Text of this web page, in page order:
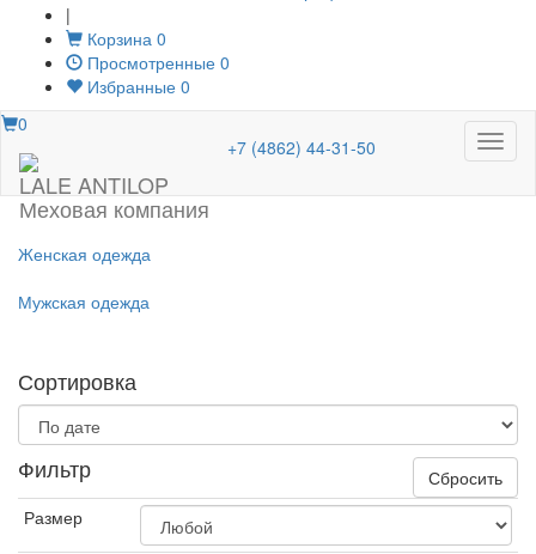
|
Корзина 0
Просмотренные 0
Избранные 0
Меню
0
LALE ANTILOP
Меховая компания
+7 (4862) 44-31-50
Женская одежда
Мужская одежда
Сортировка
Фильтр
Сбросить
Размер